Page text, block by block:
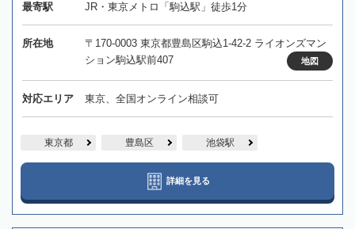
最寄駅 JR・東京メトロ「駒込駅」徒歩1分
所在地
〒170-0003 東京都豊島区駒込1-42-2 ライオンズマン
ション駒込駅前407
地図
対応エリア 東京、全国オンライン相談可
東京都 豊島区 池袋駅
詳細を見る